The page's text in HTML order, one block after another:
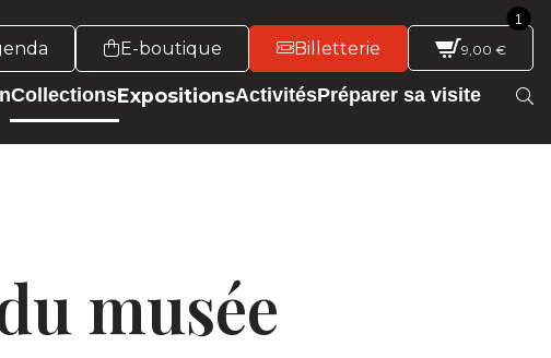
E-boutique Billetterie
1
9,00 €
CollectionsExpositionsActivitésPréparer sa visite
musée